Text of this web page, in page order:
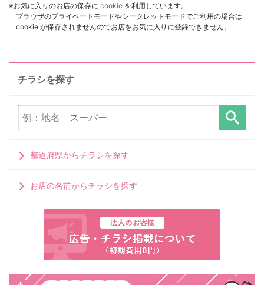
※お気に入りのお店の保存に cookie を利用しています。
ブラウザのプライベートモードやシークレットモードでご利用の場合は
cookie が保存されませんのでお店をお気に入りに登録できません。
チラシを探す
都道府県からチラシを探す
お店の名前からチラシを探す